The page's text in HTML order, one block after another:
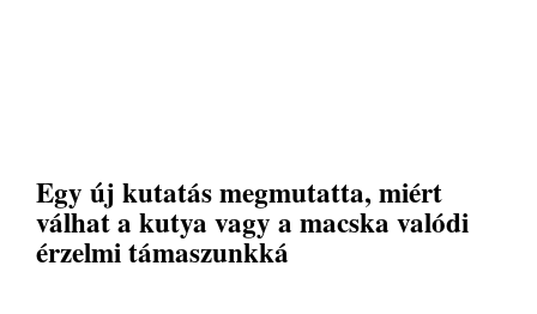
Egy új kutatás megmutatta, miért
válhat a kutya vagy a macska valódi
érzelmi támaszunkká